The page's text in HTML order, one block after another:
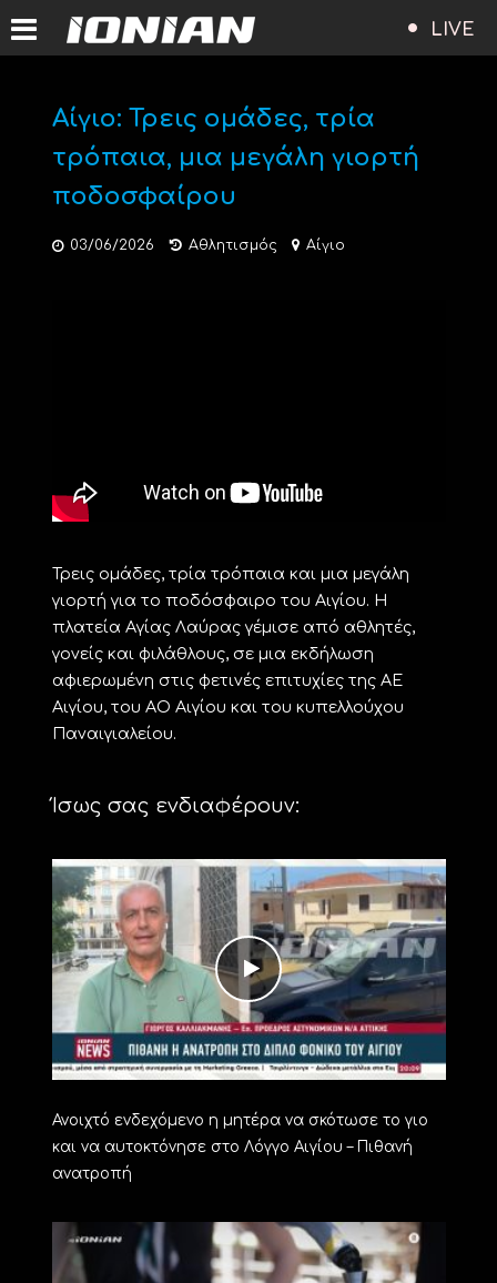
LIVE
Αίγιο: Τρεις ομάδες, τρία
τρόπαια, μια μεγάλη γιορτή
ποδοσφαίρου
03/06/2026 Αθλητισμός Αίγιο
Τρεις ομάδες, τρία τρόπαια και μια μεγάλη
γιορτή για το ποδόσφαιρο του Αιγίου. Η
πλατεία Αγίας Λαύρας γέμισε από αθλητές,
γονείς και φιλάθλους, σε μια εκδήλωση
αφιερωμένη στις φετινές επιτυχίες της ΑΕ
Αιγίου, του ΑΟ Αιγίου και του κυπελλούχου
Παναιγιαλείου.
Ίσως σας ενδιαφέρουν:
Ανοιχτό ενδεχόμενο η μητέρα να σκότωσε το γιο
και να αυτοκτόνησε στο Λόγγο Αιγίου – Πιθανή
ανατροπή